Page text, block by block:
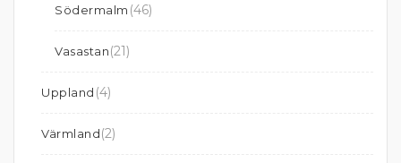
Södermalm (46)
Vasastan(21)
Uppland (4)
Värmland(2)